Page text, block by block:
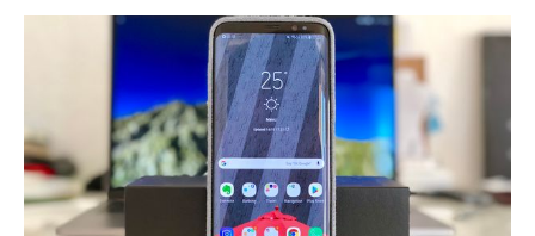
Galaxy S8 и далее. То что они начали с линейки
Edge и развили в